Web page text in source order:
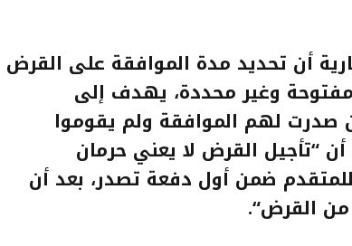
أن تحديد مدة الموافقة على القرض
وغير محددة، يهدف إلى
صدرت لهم الموافقة ولم يقوموا
“تأجيل القرض لا يعني حرمان
ضمن أول دفعة تصدر، بعد أن
من القرض“.